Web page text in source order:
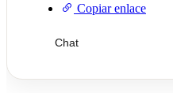
Copiar enlace
Chat